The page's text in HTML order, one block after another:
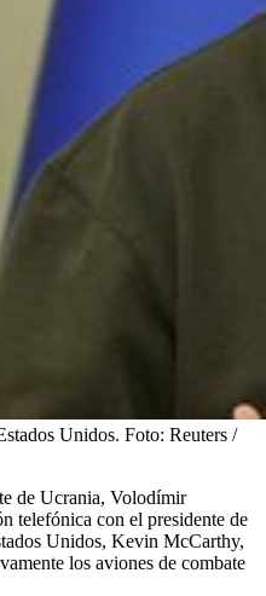
Unidos. Foto: Reuters /
de Ucrania, Volodímir
telefónica con el presidente de
Unidos, Kevin McCarthy,
los aviones de combate